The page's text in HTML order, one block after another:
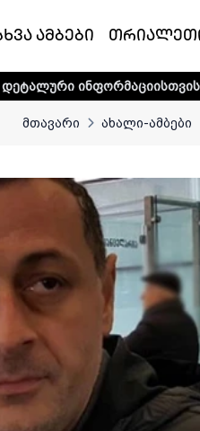
ამბები
დააკლიკეთ
მთავარი ახალი-ამბები